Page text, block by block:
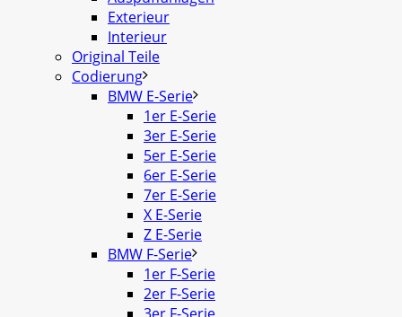
Exterieur
Interieur
Original Teile
Codierung
BMW E-Serie
1er E-Serie
3er E-Serie
5er E-Serie
6er E-Serie
7er E-Serie
X E-Serie
Z E-Serie
BMW F-Serie
1er F-Serie
2er F-Serie